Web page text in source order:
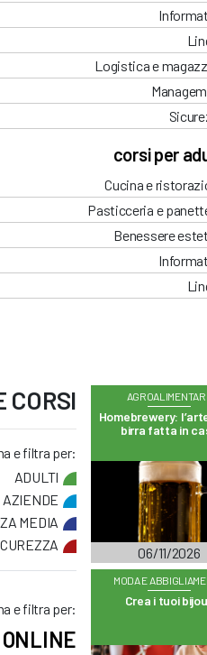
Logistica e
corsi per
Cucina e
Pasticceria e
Benessere
CORSI
e filtra per:
ADULTI
AZIENDE
MEDIA
e filtra per:
ONLINE
Homebrewery:
birra fatta in
06/11/2026
MODA E
Crea i tuoi